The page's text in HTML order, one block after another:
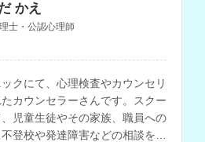
かえ
士・公認心理師
クにて、心理検査やカウンセリ
カウンセラーさんです。スクー
児童生徒やその家族、職員への
登校や発達障害などの相談を得